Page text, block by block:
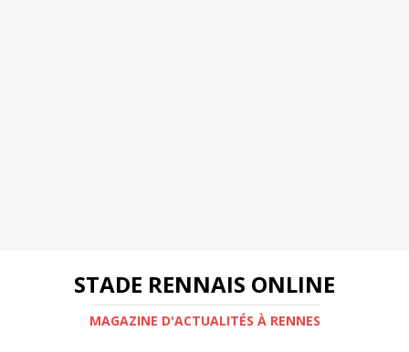
STADE RENNAIS ONLINE
MAGAZINE D'ACTUALITÉS À RENNES